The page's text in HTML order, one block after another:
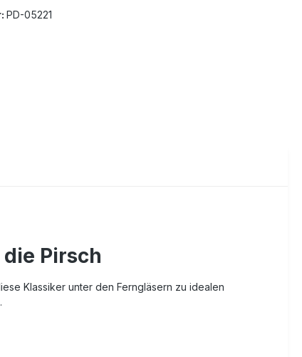
PD-05221
Pirsch
Klassiker unter den Ferngläsern zu idealen